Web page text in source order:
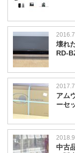
壊れ
RD-
アム
ーセ
中古